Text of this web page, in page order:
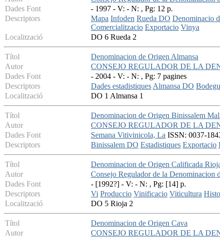
Dades Font
- 1997 - V: - N: , Pg: 12 p.
Descriptors
Mapa Infoden Rueda DO Denominacio
Comercialitzacio Exportacio Vinya
Localització
DO 6 Rueda 2
Títol
Denominacion de Origen Almansa
Autor
CONSEJO REGULADOR DE LA
Dades Font
- 2004 - V: - N: , Pg: 7 pagines
Descriptors
Dades estadistiquesAlmansa DO
Localització
DO 1 Almansa 1
Títol
Denominacion de Origen Binissalem
Autor
CONSEJO REGULADOR DE LA
Dades Font
Semana Vitivinicola, La ISSN: 0037-
Descriptors
Binissalem DO Estadistiques Exportacio
Títol
Denominacion de Origen Calificada
Autor
Consejo Regulador de la Denominacion
Dades Font
- [1992?] - V: - N: , Pg: [14] p.
Descriptors
Vi Produccio Vinificacio Viticultura
Localització
DO 5 Rioja 2
Títol
Denominacion de Origen Cava
Autor
CONSEJO REGULADOR DE LA